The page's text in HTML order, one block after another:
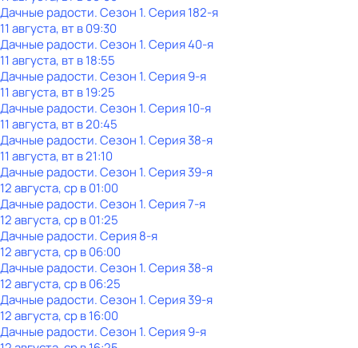
Дачные радости. Сезон 1. Серия 182-я
11 августа, вт в 09:30
Дачные радости. Сезон 1. Серия 40-я
11 августа, вт в 18:55
Дачные радости. Сезон 1. Серия 9-я
11 августа, вт в 19:25
Дачные радости. Сезон 1. Серия 10-я
11 августа, вт в 20:45
Дачные радости. Сезон 1. Серия 38-я
11 августа, вт в 21:10
Дачные радости. Сезон 1. Серия 39-я
12 августа, ср в 01:00
Дачные радости. Сезон 1. Серия 7-я
12 августа, ср в 01:25
Дачные радости. Серия 8-я
12 августа, ср в 06:00
Дачные радости. Сезон 1. Серия 38-я
12 августа, ср в 06:25
Дачные радости. Сезон 1. Серия 39-я
12 августа, ср в 16:00
Дачные радости. Сезон 1. Серия 9-я